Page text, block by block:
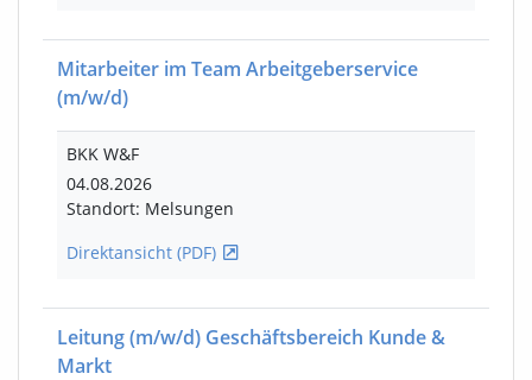
Mitarbeiter im Team Arbeitgeberservice
(m/w/d)
BKK W&F
04.08.2026
Standort: Melsungen
Direktansicht (PDF)
Leitung(m/w/d) Geschäftsbereich Kunde &
Markt